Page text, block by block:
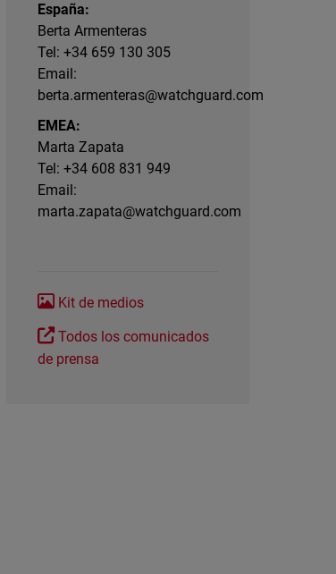
España:
Berta Armenteras
Tel: +34 659 130 305
Email:
berta.armenteras@watchguard.com
EMEA:
Marta Zapata
Tel: +34 608 831 949
Email:
marta.zapata@watchguard.com
Kit de medios
Todos los comunicados
de prensa